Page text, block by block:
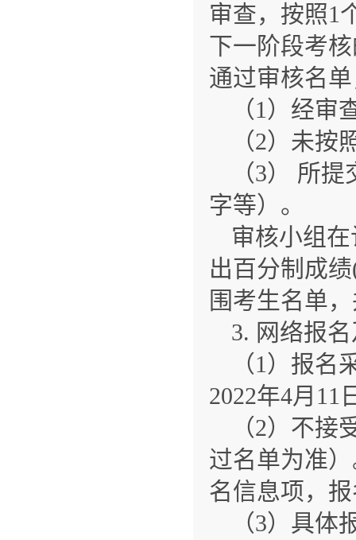
审查，按照1
下一阶段考
通过审核名
（1）经
（2）未按
（3） 所
字等）。
审核小组
出百分制成
围考生名单
3. 网络报
（1）报
2022年4月
（2）不
过名单为准
名信息项，
（3）具